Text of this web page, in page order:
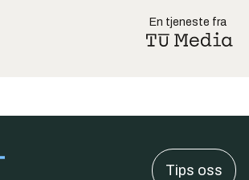
En tjeneste fra
Tips oss